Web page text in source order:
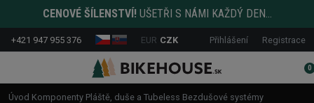
CENOVÉ ŠÍLENSTVÍ! UŠETŘI S NÁMI KAŽDÝ DEN...
+421 947 955 376 EUR CZK Přihlášení Registrace
0
Úvod Komponenty Pláště, duše a Tubeless Bezdušové systémy